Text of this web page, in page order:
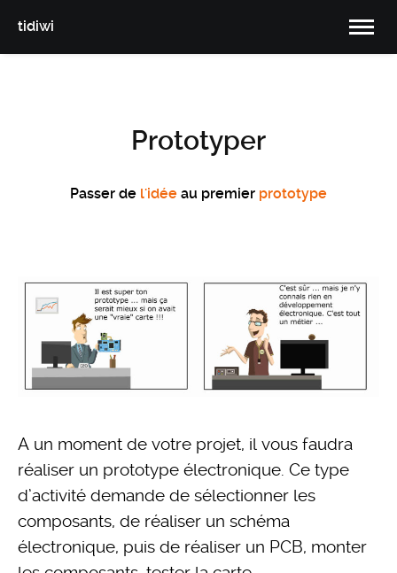
tidiwi
Prototyper
Passer de l'idée au premier prototype
A un moment de votre projet, il vous faudra
réaliser un prototype électronique. Ce type
d’activité demande de sélectionner les
composants, de réaliser un schéma
électronique, puis de réaliser un PCB, monter